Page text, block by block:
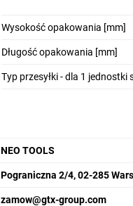
Wysokość opakowania [mm]
Długość opakowania [mm]
Typ przesyłki - dla 1 jednostki
NEO TOOLS
Pograniczna 2/4, 02-285
zamow@gtx-group.com